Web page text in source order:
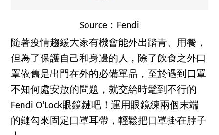
Source：Fendi
隨著疫情趨緩大家有機會能外出踏青、用餐，
但為了保護自己和身邊的人，除了飲食之外口
罩依舊是出門在外的必備單品，至於遇到口罩
不知何處安放的問題，就交給時髦到不行的
Fendi O’Lock眼鏡鏈吧！運用眼鏡練兩個末端
的鏈勾來固定口罩耳帶，輕鬆把口罩掛在脖子